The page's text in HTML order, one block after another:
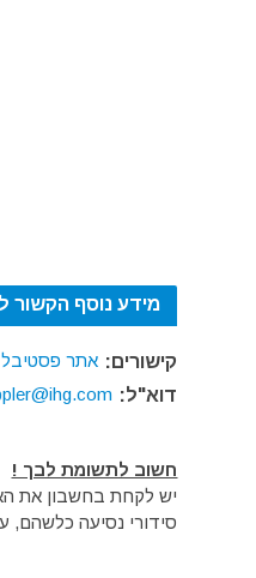
מידע נוסף הקשור
קישורים: אתר פסטיבל
דוא"ל:
חשוב לתשומת לבך !
יש לקחת בחשבון את
סידורי נסיעה כלשהם,